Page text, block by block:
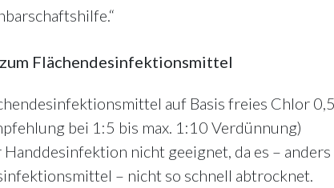
Flächendesinfektionsmittel
auf Basis freies Chlor
bei 1:5 bis max. 1:10 Verdünnung)
Handdesinfektion nicht geeignet, da es –
– nicht so schnell abtrocknet.